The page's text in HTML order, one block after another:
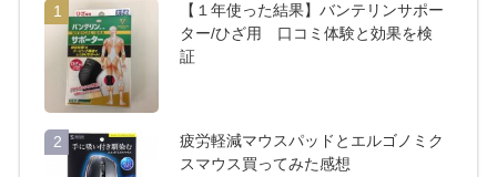
1
【１年使った結果】バンテリンサポー
ター/ひざ用 口コミ体験と効果を検
証
2
疲労軽減マウスパッドとエルゴノミク
スマウス買ってみた感想